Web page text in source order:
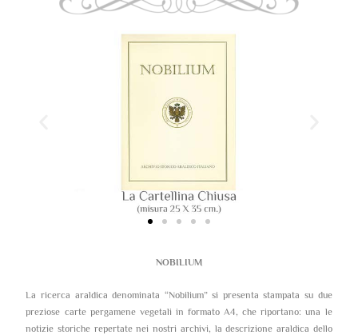
NOBILIUM
La ricerca araldica denominata “Nobilium” si presenta stampata su due
preziose carte pergamene vegetali in formato A4, che riportano: una le
notizie storiche repertate nei nostri archivi, la descrizione araldica dello